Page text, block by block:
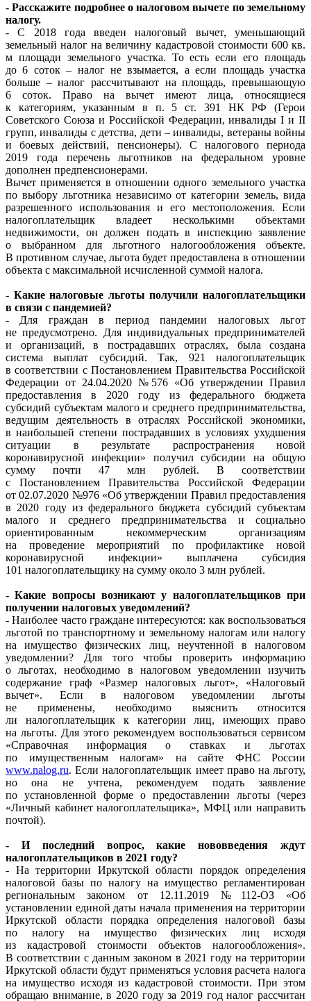
- Расскажите подробнее о налоговом вычете по земельному
налогу.
- С 2018 года введен налоговый вычет, уменьшающий
земельный налог на величину кадастровой стоимости 600 кв.
м площади земельного участка. То есть если его площадь
до 6 соток – налог не взымается, а если площадь участка
больше – налог рассчитывают на площадь, превышающую
6 соток. Право на вычет имеют лица, относящиеся
к категориям, указанным в п. 5 ст. 391 НК РФ (Герои
Советского Союза и Российской Федерации, инвалиды I и II
групп, инвалиды с детства, дети – инвалиды, ветераны войны
и боевых действий, пенсионеры). С налогового периода
2019 года перечень льготников на федеральном уровне
дополнен предпенсионерами.
Вычет применяется в отношении одного земельного участка
по выбору льготника независимо от категории земель, вида
разрешенного использования и его местоположения. Если
налогоплательщик владеет несколькими объектами
недвижимости, он должен подать в инспекцию заявление
о выбранном для льготного налогообложения объекте.
В противном случае, льгота будет предоставлена в отношении
объекта с максимальной исчисленной суммой налога.
- Какие налоговые льготы получили налогоплательщики
в связи с пандемией?
- Для граждан в период пандемии налоговых льгот
не предусмотрено. Для индивидуальных предпринимателей
и организаций, в пострадавших отраслях, была создана
система выплат субсидий. Так, 921 налогоплательщик
в соответствии с Постановлением Правительства Российской
Федерации от 24.04.2020 №576 «Об утверждении Правил
предоставления в 2020 году из федерального бюджета
субсидий субъектам малого и среднего предпринимательства,
ведущим деятельность в отраслях Российской экономики,
в наибольшей степени пострадавших в условиях ухудшения
ситуации в результате распространения новой
коронавирусной инфекции» получил субсидии на общую
сумму почти 47 млн рублей. В соответствии
с Постановлением Правительства Российской Федерации
от 02.07.2020 №976 «Об утверждении Правил предоставления
в 2020 году из федерального бюджета субсидий субъектам
малого и среднего предпринимательства и социально
ориентированным некоммерческим организациям
на проведение мероприятий по профилактике новой
коронавирусной инфекции» выплачена субсидия
101 налогоплательщику на сумму около 3 млн рублей.
- Какие вопросы возникают у налогоплательщиков при
получении налоговых уведомлений?
- Наиболее часто граждане интересуются: как воспользоваться
льготой по транспортному и земельному налогам или налогу
на имущество физических лиц, неучтенной в налоговом
уведомлении? Для того чтобы проверить информацию
о льготах, необходимо в налоговом уведомлении изучить
содержание граф «Размер налоговых льгот», «Налоговый
вычет». Если в налоговом уведомлении льготы
не применены, необходимо выяснить относится
ли налогоплательщик к категории лиц, имеющих право
на льготы. Для этого рекомендуем воспользоваться сервисом
«Справочная информация о ставках и льготах
по имущественным налогам» на сайте ФНС России
www.nalog.ru. Если налогоплательщик имеет право на льготу,
но она не учтена, рекомендуем подать заявление
по установленной форме о предоставлении льготы (через
«Личный кабинет налогоплательщика», МФЦ или направить
почтой).
- И последний вопрос, какие нововведения ждут
налогоплательщиков в 2021 году?
- На территории Иркутской области порядок определения
налоговой базы по налогу на имущество регламентирован
региональным законом от 12.11.2019 №112-ОЗ «Об
установлении единой даты начала применения на территории
Иркутской области порядка определения налоговой базы
по налогу на имущество физических лиц исходя
из кадастровой стоимости объектов налогообложения».
В соответствии с данным законом в 2021 году на территории
Иркутской области будут применяться условия расчета налога
на имущество исходя из кадастровой стоимости. При этом
обращаю внимание, в 2020 году за 2019 год налог рассчитан